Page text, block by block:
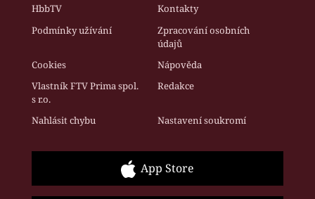
HbbTV
Kontakty
Podmínky užívání
Zpracování osobních
údajů
Cookies
Nápověda
Vlastník FTV Prima spol.
s r.o.
Redakce
Nahlásit chybu Nastavení soukromí
App Store